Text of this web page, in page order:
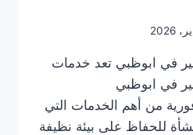
في ابوظبي تعد خدمات
في ابوظبي
خدمة فورية من أهم الخدمات التي
للحفاظ على بيئة نظيفة